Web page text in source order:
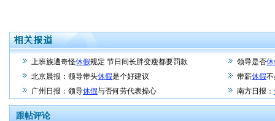
上班族遭奇怪休假规定 节日间长胖变瘦都要罚款 领导是否
北京晨报：领导带头休假是个好建议 带薪休假不
广州日报：领导休假与否何劳代表操心 南方日报：
跟帖评论